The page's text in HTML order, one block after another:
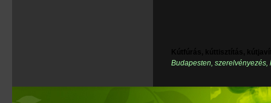
Budapesten, szerelvényezés,